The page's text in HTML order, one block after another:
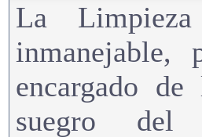
La
encargado
suegro del